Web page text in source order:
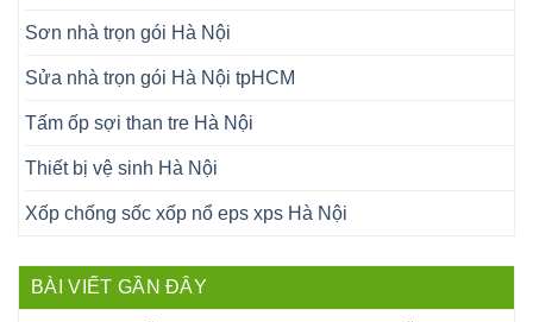
Sơn nhà trọn gói Hà Nội
Sửa nhà trọn gói Hà Nội tpHCM
Tấm ốp sợi than tre Hà Nội
Thiết bị vệ sinh Hà Nội
Xốp chống sốc xốp nổ eps xps Hà Nội
BÀI VIẾT GẦN ĐÂY